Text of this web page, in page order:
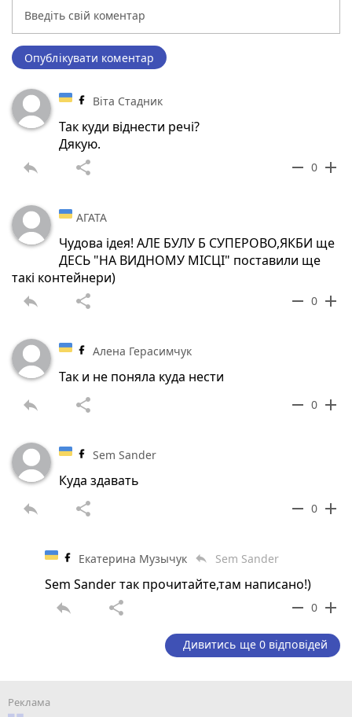
Опублікувати коментар
Віта Стадник
Так куди віднести речі?
Дякую.
reply share remove 0 add
АГАТА
Чудова ідея! АЛЕ БУЛУ Б СУПЕРОВО,ЯКБИ ще
ДЕСЬ "НА ВИДНОМУ МІСЦІ" поставили ще
такі контейнери)
reply share remove 0 add
Алена Герасимчук
Так и не поняла куда нести
reply share remove 0 add
Sem Sander
Куда здавать
reply share remove 0 add
Екатерина Музычук reply Sem Sander
Sem Sander так прочитайте,там написано!)
reply share remove 0 add
Дивитись ще 0 відповідей